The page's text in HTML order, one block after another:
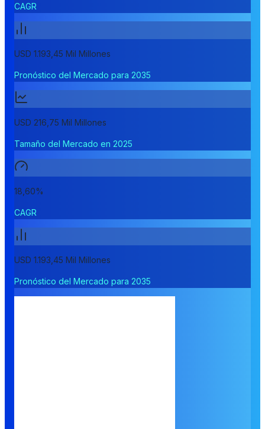
CAGR
USD 1.193,45 Mil Millones
Pronóstico del Mercado para 2035
USD 216,75 Mil Millones
Tamaño del Mercado en 2025
18,60%
CAGR
USD 1.193,45 Mil Millones
Pronóstico del Mercado para 2035